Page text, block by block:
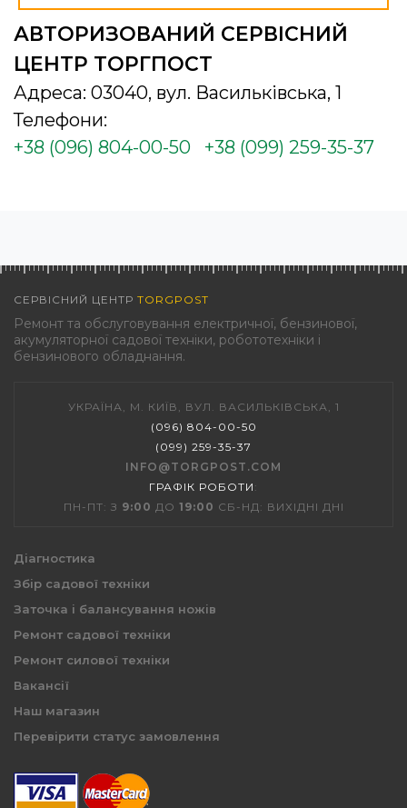
АВТОРИЗОВАНИЙ СЕРВІСНИЙ
ЦЕНТР ТОРГПОСТ
Адреса: 03040, вул. Васильківська, 1
Телефони:
+38 (096) 804-00-50
+38 (099) 259-35-37
СЕРВІСНИЙ ЦЕНТР TORGPOST
Ремонт та обслуговування електричної, бензинової,
акумуляторної садової техніки, робототехніки і
бензинового обладнання.
УКРАЇНА, М. КИЇВ, ВУЛ. ВАСИЛЬКІВСЬКА, 1
(096) 804-00-50
(099) 259-35-37
INFO@TORGPOST.COM
ГРАФІК РОБОТИ :
ПН-ПТ: З 9:00 ДО 19:00 СБ-НД: ВИХІДНІ ДНІ
Діагностика
Збір садової техніки
Заточка і балансування ножів
Ремонт садової техніки
Ремонт силової техніки
Вакансії
Наш магазин
Перевірити статус замовлення